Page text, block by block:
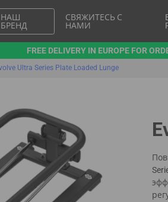
НАШ
БРЕНД
СВЯЖИТЕСЬ С
НАМИ
FREE DELIVERY IN EUROPE FOR
Ultra Series Plate Loaded Lunge